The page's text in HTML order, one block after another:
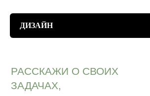
РАССКАЖИ О СВОИХ
ЗАДАЧАХ,